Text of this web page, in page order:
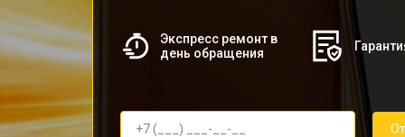
Экспресс ремонт в
день обращения